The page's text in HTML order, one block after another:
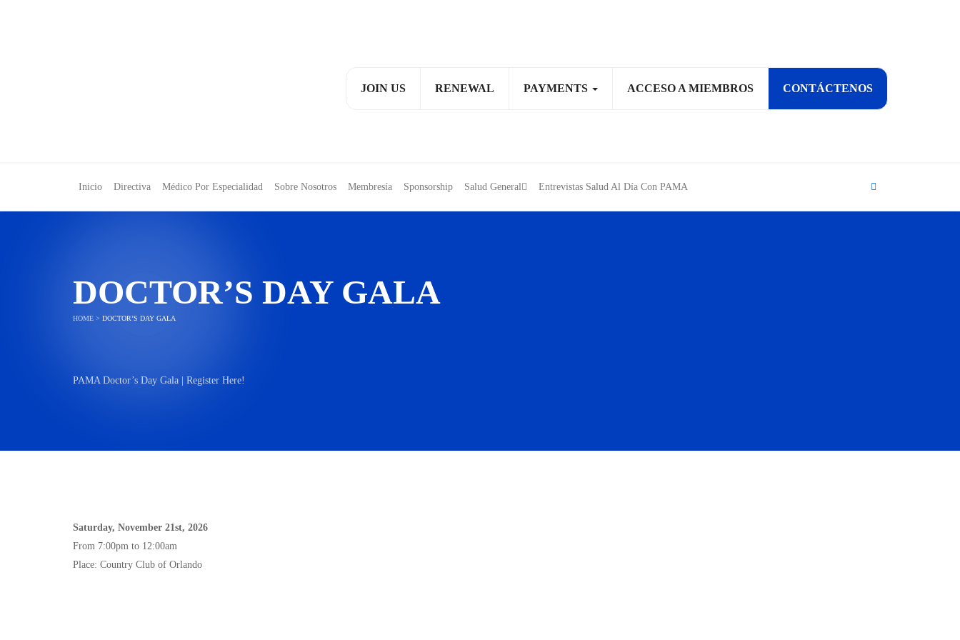
JOIN US RENEWAL PAYMENTS ACCESO A MIEMBROS CONTÁCTENOS
Inicio Directiva Médico Por Especialidad Sobre Nosotros Membresía Sponsorship Salud General Entrevistas Salud Al Día Con PAMA
DOCTOR’S DAY GALA
HOME > DOCTOR’S DAY GALA
PAMA Doctor’s Day Gala | Register Here!
Saturday, November 21st, 2026
From 7:00pm to 12:00am
Place: Country Club of Orlando